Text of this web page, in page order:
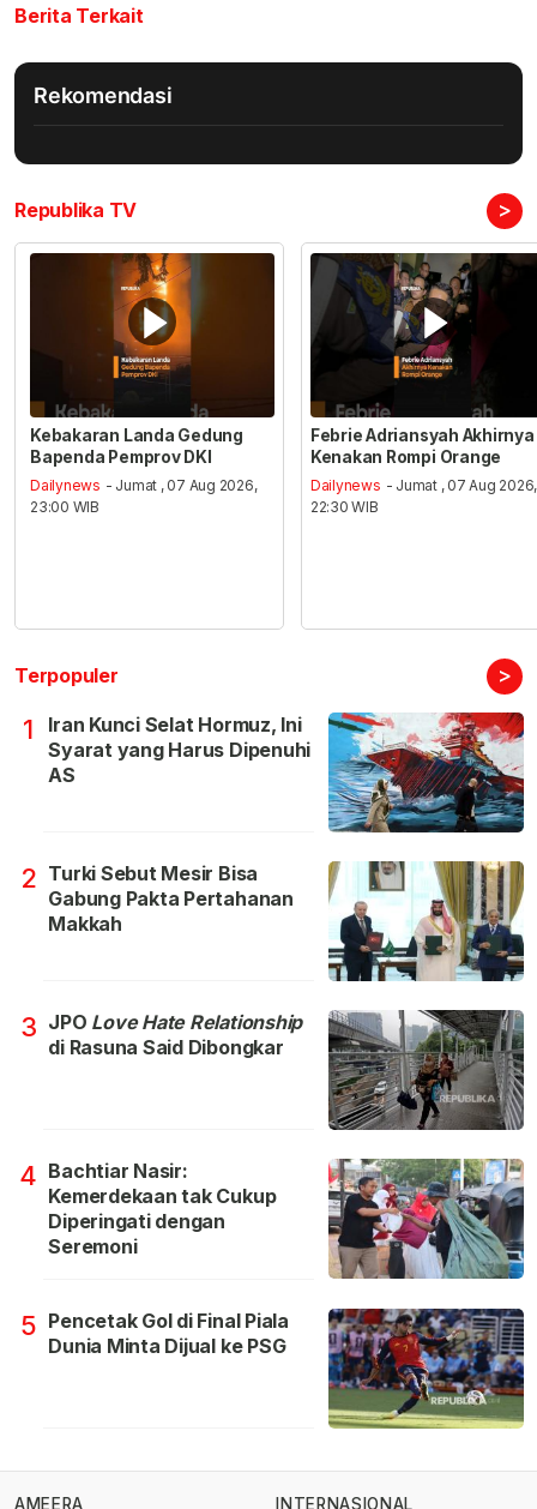
Berita Terkait
Rekomendasi
Republika TV >
Kebakaran Landa Gedung
Bapenda Pemprov DKI
Dailynews - Jumat , 07 Aug 2026,
23:00 WIB
Febrie Adriansyah Akhirnya
Kenakan Rompi Orange
Dailynews - Jumat , 07 Aug 2026,
22:30 WIB
Terpopuler >
1
Iran Kunci Selat Hormuz, Ini
Syarat yang Harus Dipenuhi
AS
2 Turki Sebut Mesir Bisa
Gabung Pakta Pertahanan
Makkah
3 JPO Love Hate Relationship
di Rasuna Said Dibongkar
4 Bachtiar Nasir:
Kemerdekaan tak Cukup
Diperingati dengan
Seremoni
5 Pencetak Gol di Final Piala
Dunia Minta Dijual ke PSG
AMEERA INTERNASIONAL